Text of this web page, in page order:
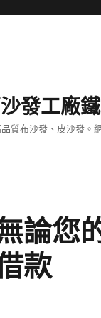
發工廠
質布沙發、皮沙發。
論您
款